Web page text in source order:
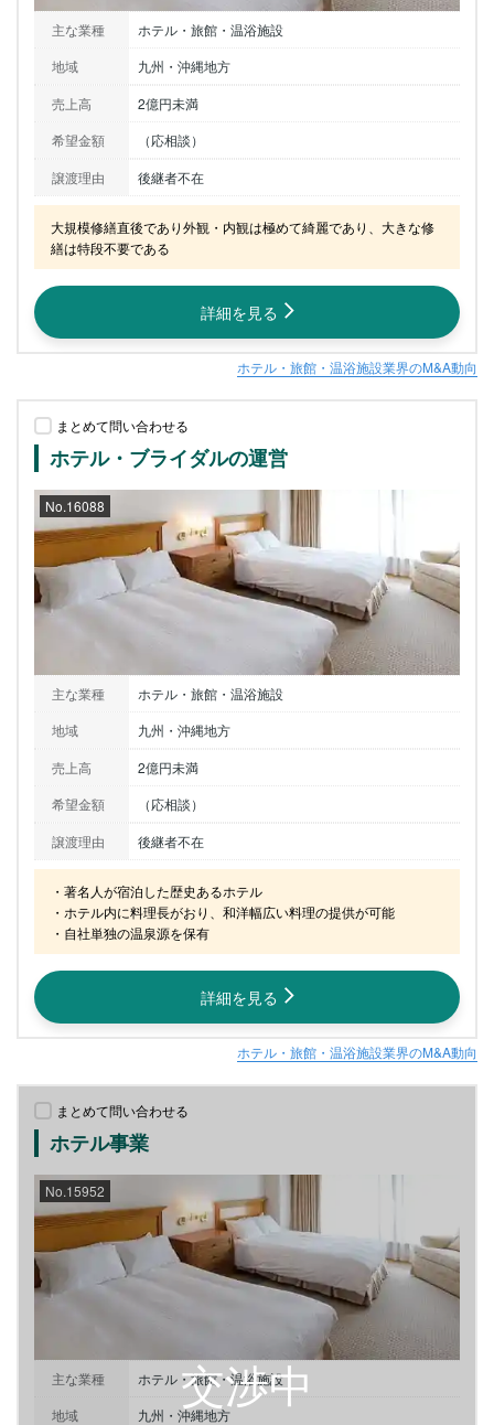
主な業種
ホテル・旅館・温浴施設
地域
九州・沖縄地方
売上高
2億円未満
希望金額
（応相談）
譲渡理由
後継者不在
大規模修繕直後であり外観・内観は極めて綺麗であり、大きな修
繕は特段不要である
詳細を見る
ホテル・旅館・温浴施設業界のM&A動向
まとめて問い合わせる
ホテル・ブライダルの運営
No.16088
主な業種
ホテル・旅館・温浴施設
地域
九州・沖縄地方
売上高
2億円未満
希望金額
（応相談）
譲渡理由
後継者不在
・著名人が宿泊した歴史あるホテル
・ホテル内に料理長がおり、和洋幅広い料理の提供が可能
・自社単独の温泉源を保有
詳細を見る
ホテル・旅館・温浴施設業界のM&A動向
まとめて問い合わせる
ホテル事業
No.15952
主な業種
ホテル・旅館・温浴施設
地域
九州・沖縄地方